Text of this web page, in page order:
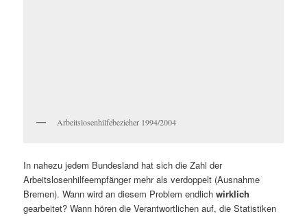
Arbeitslosenhilfebezieher 1994/2004
In nahezu jedem Bundesland hat sich die Zahl der
Arbeitslosenhilfeempfänger mehr als verdoppelt (Ausnahme
Bremen). Wann wird an diesem Problem endlichwirklich
gearbeitet? Wann hören die Verantwortlichen auf, die Statistiken